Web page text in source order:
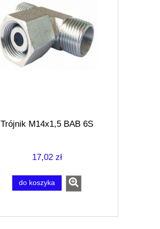
Trójnik M14x1,5 BAB 6S
17,02 zł
do koszyka